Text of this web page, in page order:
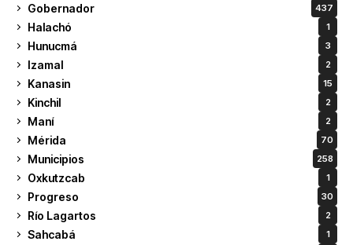
Gobernador 437
Halachó 1
Hunucmá 3
Izamal 2
Kanasin 15
Kinchil 2
Maní 2
Mérida 70
Municipios 258
Oxkutzcab 1
Progreso 30
Río Lagartos 2
Sahcabá 1